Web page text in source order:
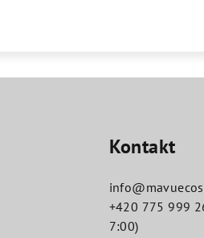
Kontakt
info@
+420 775 999
7:00)